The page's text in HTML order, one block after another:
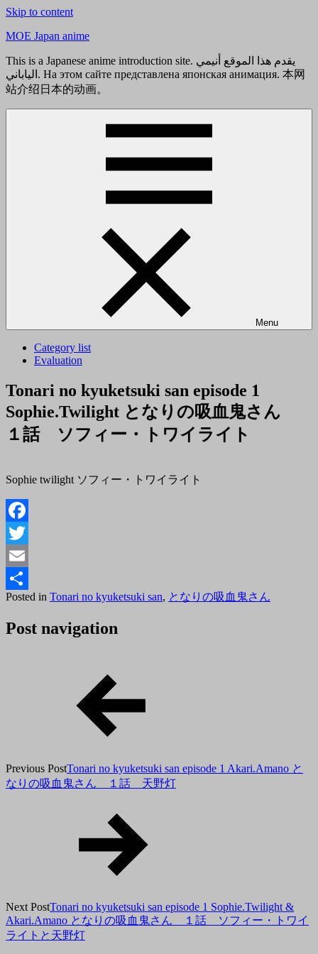
Skip to content
MOE Japan anime
This is a Japanese anime introduction site. يقدم هذا الموقع أنيمي
الياباني. На этом сайте представлена японская анимация. 本网
站介绍日本的动画。
Menu
Category list
Evaluation
Tonari no kyuketsuki san episode 1
Sophie.Twilight となりの吸血鬼さん
１話 ソフィー・トワイライト
Sophie twilight ソフィー・トワイライト
Facebook
Twitter
Email
共
有
Posted
2018
年
Posted in Tonari no kyuketsuki san, となりの吸血鬼さん
Post navigation
Previous PostTonari no kyuketsuki san episode 1 Akari.Amano と
なりの吸血鬼さん １話 天野灯
Next PostTonari no kyuketsuki san episode 1 Sophie.Twilight &
Akari.Amano となりの吸血鬼さん １話 ソフィー・トワイ
ライトと天野灯